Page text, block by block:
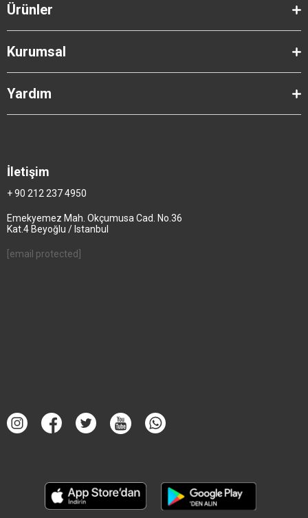
Ürünler
Kurumsal
Yardım
İletişim
+ 90 212 237 4950
Emekyemez Mah. Okçumusa Cad. No.36
Kat.4 Beyoğlu / Istanbul
[email protected]